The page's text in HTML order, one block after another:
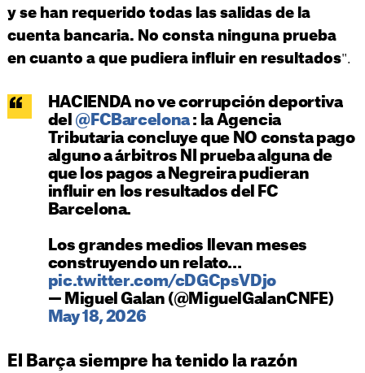
y se han requerido todas las salidas de la
cuenta bancaria. No consta ninguna prueba
en cuanto a que pudiera influir en resultados".
HACIENDA no ve corrupción deportiva
del @FCBarcelona: la Agencia
Tributaria concluye que NO consta pago
alguno a árbitros NI prueba alguna de
que los pagos a Negreira pudieran
influir en los resultados del FC
Barcelona.
Los grandes medios llevan meses
construyendo un relato…
pic.twitter.com/cDGCpsVDjo
— Miguel Galan (@MiguelGalanCNFE)
May 18, 2026
El Barça siempre ha tenido la razón